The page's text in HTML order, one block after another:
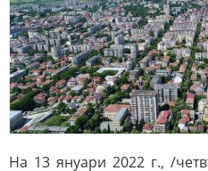
На 13 януари 2022 г., /